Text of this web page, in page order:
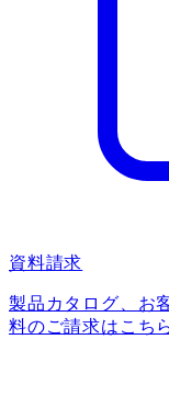
資料請求
製品カタログ、お
料のご請求はこち